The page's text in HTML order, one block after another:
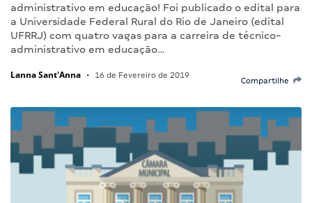
administrativo em educação! Foi publicado o edital para
a Universidade Federal Rural do Rio de Janeiro (edital
UFRRJ) com quatro vagas para a carreira de técnico-
administrativo em educação…
Lanna Sant'Anna • 16 de Fevereiro de 2019
Compartilhe